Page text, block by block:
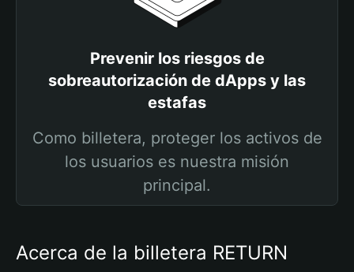
Prevenir los riesgos de
sobreautorización de dApps y las
estafas
Como billetera, proteger los activos de
los usuarios es nuestra misión
principal.
Acerca de la billetera RETURN